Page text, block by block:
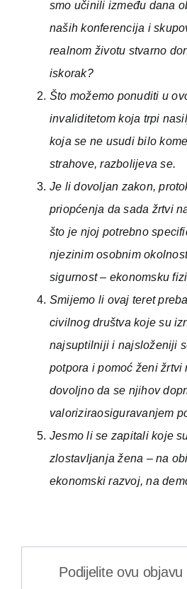
smo učinili između dana
naših konferencija i
realnom životu stvarno
iskorak?
Što možemo ponuditi u
invaliditetom koja trpi
koja se ne usudi bilo
strahove, razbolijeva se.
Je li dovoljan zakon,
priopćenja da sada žrtvi
što je njoj potrebno
njezinim osobnim
sigurnost – ekonomsku
Smijemo li ovaj teret
civilnog društva koje su
najsuptilniji i najsloženiji
potpora i pomoć ženi
dovoljno da se njihov
valoriziraosiguravanjem
Jesmo li se zapitali koje
zlostavljanja žena – na
ekonomski razvoj, na
Podijelite ovu